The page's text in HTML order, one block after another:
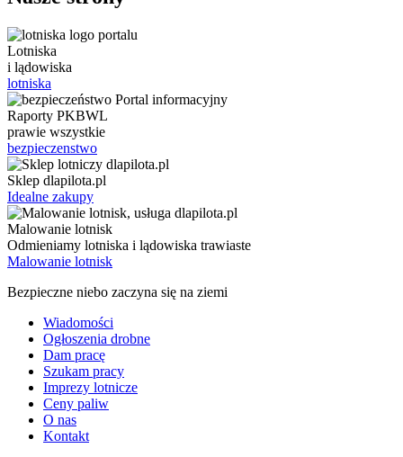
Lotniska
i lądowiska
lotniska
Raporty PKBWL
prawie wszystkie
bezpieczenstwo
Sklep dlapilota.pl
Idealne zakupy
Malowanie lotnisk
Odmieniamy lotniska i lądowiska trawiaste
Malowanie lotnisk
Bezpieczne niebo zaczyna się na ziemi
Wiadomości
Ogłoszenia drobne
Dam pracę
Szukam pracy
Imprezy lotnicze
Ceny paliw
O nas
Kontakt